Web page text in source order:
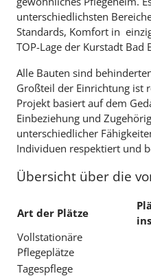
unterschiedlichsten
Standards, Komfort in
TOP-Lage der Kurstadt Bad
Alle Bauten sind
Großteil der Einrichtung ist
Projekt basiert auf dem
Einbeziehung und
unterschiedlicher
Individuen respektiert und
Übersicht über die
Art der Plätze
Vollstationäre
Pflegeplätze
Tagespflege